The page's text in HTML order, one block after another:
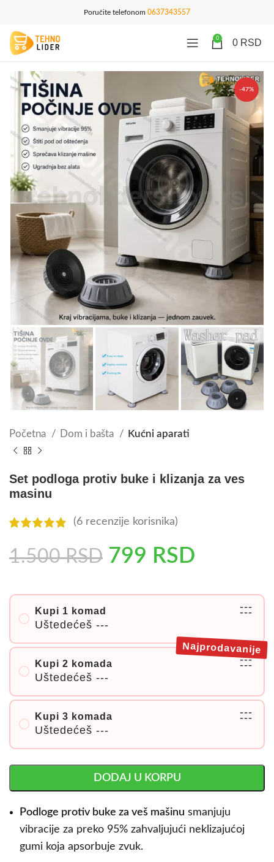
Poručite telefonom 0637343557
0 0 RSD
-47%
Početna Dom i bašta Kućni aparati
Set podloga protiv buke i klizanja za ves
masinu
(6 recenzije korisnika)
1.500RSD 799 RSD
Kupi 1 komad
Uštedećeš ---
---
---
Kupi 2 komada
Uštedećeš ---
---
---
Najprodavanije
Kupi 3 komada
Uštedećeš ---
---
---
DODAJ U KORPU
Podloge protiv buke za veš mašinu smanjuju
vibracije za preko 95% zahvaljujući neklizajućoj
gumi koja apsorbuje zvuk.